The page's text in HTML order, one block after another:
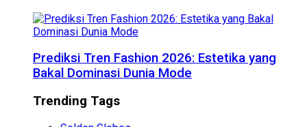
Prediksi Tren Fashion 2026: Estetika yang
Bakal Dominasi Dunia Mode
Trending Tags